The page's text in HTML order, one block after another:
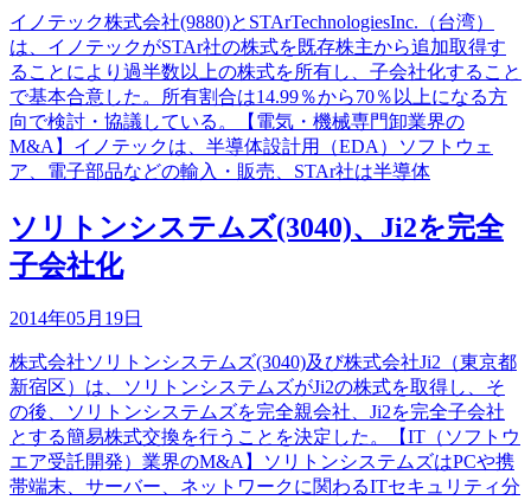
イノテック株式会社(9880)とSTArTechnologiesInc.（台湾）
は、イノテックがSTAr社の株式を既存株主から追加取得す
ることにより過半数以上の株式を所有し、子会社化すること
で基本合意した。所有割合は14.99％から70％以上になる方
向で検討・協議している。【電気・機械専門卸業界の
M&A】イノテックは、半導体設計用（EDA）ソフトウェ
ア、電子部品などの輸入・販売、STAr社は半導体
ソリトンシステムズ(3040)、Ji2を完全
子会社化
2014年05月19日
株式会社ソリトンシステムズ(3040)及び株式会社Ji2（東京都
新宿区）は、ソリトンシステムズがJi2の株式を取得し、そ
の後、ソリトンシステムズを完全親会社、Ji2を完全子会社
とする簡易株式交換を行うことを決定した。【IT（ソフトウ
エア受託開発）業界のM&A】ソリトンシステムズはPCや携
帯端末、サーバー、ネットワークに関わるITセキュリティ分